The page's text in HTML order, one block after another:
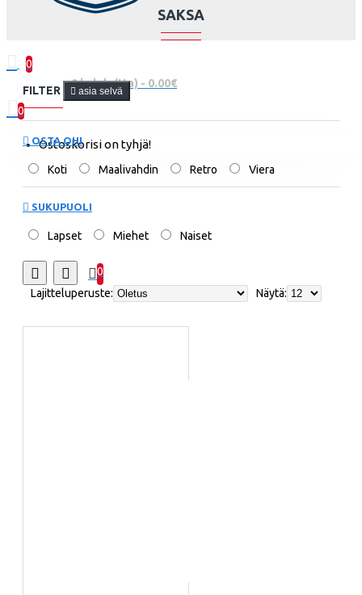
0
0 kohde(tta) - 0.00€
0
Ostoskorisi on tyhjä!
SAKSA
FILTER asia selvä
OSTA OHI
Koti Maalivahdin Retro Viera
SUKUPUOLI
Lapset Miehet Naiset
0
Lajitteluperuste:
Näytä: